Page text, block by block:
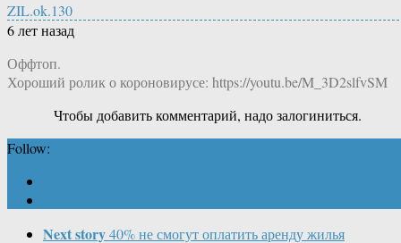
ZIL.ok.130
6 лет назад
Оффтоп.
Хороший ролик о короновирусе: https://youtu.be/M_3D2slfvSM
Чтобы добавить комментарий, надо залогиниться.
Follow:
Next story40% не смогут оплатить аренду жилья